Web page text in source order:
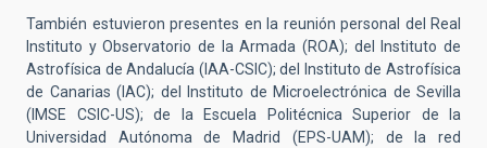
También estuvieron presentes en la reunión personal del Real
Instituto y Observatorio de la Armada (ROA); del Instituto de
Astrofísica de Andalucía (IAA-CSIC); del Instituto de Astrofísica
de Canarias (IAC); del Instituto de Microelectrónica de Sevilla
(IMSE CSIC-US); de la Escuela Politécnica Superior de la
Universidad Autónoma de Madrid (EPS-UAM); de la red